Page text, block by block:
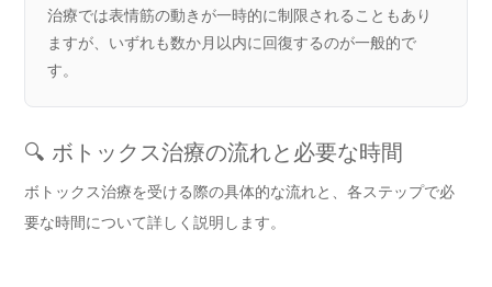
治療では表情筋の動きが一時的に制限されることもあり
ますが、いずれも数か月以内に回復するのが一般的で
す。
🔍 ボトックス治療の流れと必要な時間
ボトックス治療を受ける際の具体的な流れと、各ステップで必
要な時間について詳しく説明します。